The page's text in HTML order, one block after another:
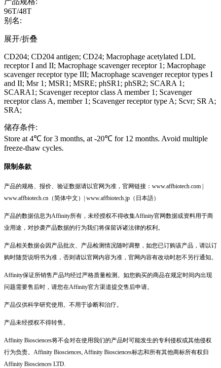
96T/48T
别名:
展开/折叠
CD204; CD204 antigen; CD24; Macrophage acetylated LDL
receptor I and II; Macrophage scavenger receptor 1; Macrophage
scavenger receptor type III; Macrophage scavenger receptor types I
and II; Msr 1; MSR1; MSRE; phSR1; phSR2; SCARA 1;
SCARA1; Scavenger receptor class A member 1; Scavenger
receptor class A, member 1; Scavenger receptor type A; Scvr; SR A;
SRA;
储存条件:
Store at 4℃ for 3 months, at -20℃ for 12 months. Avoid multiple
freeze-thaw cycles.
限制条款
产品的规格、报价、验证数据请以官网为准，官网链接：www.affbiotech.com |
www.affbiotech.cn（简体中文）| www.affbiotech.jp（日本語）
产品的数据信息为Affinity所有，未经授权不得收集Affinity官网数据或资料用于商
业用途，对抄袭产品数据的行为我们将保留诉诸法律的权利。
产品相关数据会因产品批次、产品检测情况随时调整，如您已订购该产品，请以订
购时随货说明书为准，否则请以官网内容为准，官网内容有改动时恕不另行通知。
Affinity保证所销售产品均经过严格质量检测。如您购买的商品在规定时间内出现
问题需要售后时，请您在Affinity官方渠道提交售后申请。
产品仅供科学研究使用。不用于诊断和治疗。
产品未经授权不得转售。
Affinity Biosciences将不会对在使用我们的产品时可能发生的专利侵权或其他侵权
行为负责。Affinity Biosciences, Affinity Biosciences标志和所有其他商标所有权归
Affinity Biosciences LTD.